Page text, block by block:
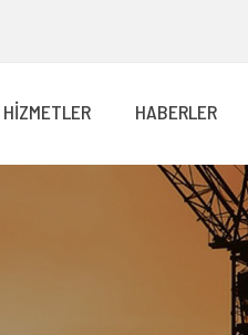
HİZMETLER HABERLER